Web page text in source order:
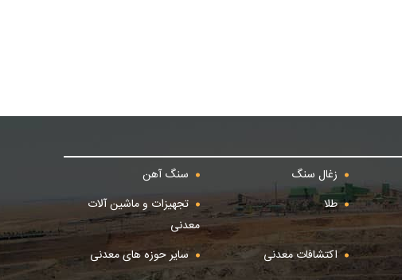
زغال سنگ
سنگ آهن
طلا
تجهیزات و ماشین آلات
معدنی
اکتشافات معدنی
سایر حوزه های معدنی